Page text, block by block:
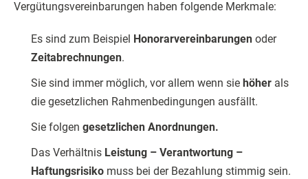
Vergütungsvereinbarungen haben folgende Merkmale:
Es sind zum Beispiel Honorarvereinbarungen oder
Zeitabrechnungen.
Sie sind immer möglich, vor allem wenn sie höher als
die gesetzlichen Rahmenbedingungen ausfällt.
Sie folgen gesetzlichen Anordnungen.
Das Verhältnis Leistung – Verantwortung –
Haftungsrisiko muss bei der Bezahlung stimmig sein.